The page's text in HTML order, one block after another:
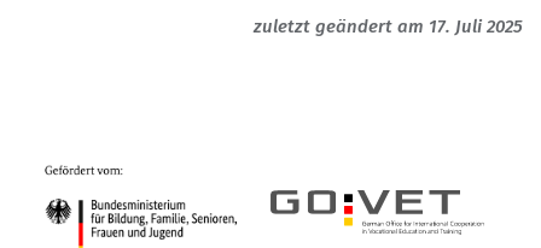
zuletzt geändert am 17. Juli 2025